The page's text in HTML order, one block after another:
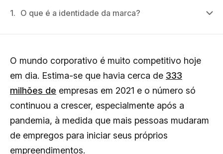
1. O que é a identidade da marca?
O mundo corporativo é muito competitivo hoje
em dia. Estima-se que havia cerca de 333
milhões de empresas em 2021 e o número só
continuou a crescer, especialmente após a
pandemia, à medida que mais pessoas mudaram
de empregos para iniciar seus próprios
empreendimentos.